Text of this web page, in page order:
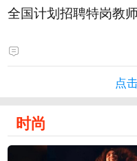
全国计划招聘特岗教
点
时尚